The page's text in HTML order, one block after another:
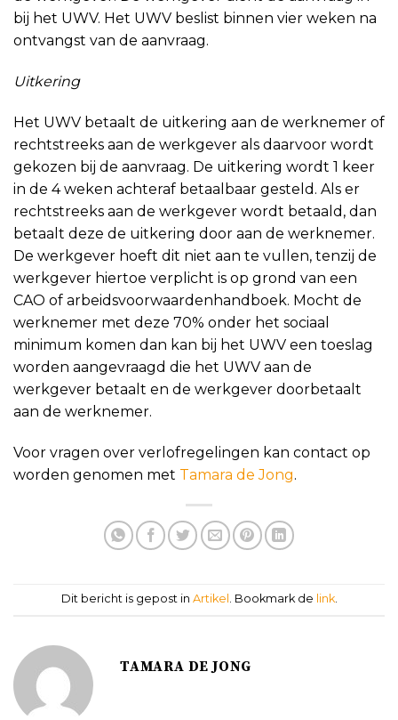
bij het UWV. Het UWV beslist binnen vier weken na
ontvangst van de aanvraag.
Uitkering
Het UWV betaalt de uitkering aan de werknemer of
rechtstreeks aan de werkgever als daarvoor wordt
gekozen bij de aanvraag. De uitkering wordt 1 keer
in de 4 weken achteraf betaalbaar gesteld. Als er
rechtstreeks aan de werkgever wordt betaald, dan
betaalt deze de uitkering door aan de werknemer.
De werkgever hoeft dit niet aan te vullen, tenzij de
werkgever hiertoe verplicht is op grond van een
CAO of arbeidsvoorwaardenhandboek. Mocht de
werknemer met deze 70% onder het sociaal
minimum komen dan kan bij het UWV een toeslag
worden aangevraagd die het UWV aan de
werkgever betaalt en de werkgever doorbetaalt
aan de werknemer.
Voor vragen over verlofregelingen kan contact op
worden genomen met Tamara de Jong.
Dit bericht is gepost in Artikel . Bookmark de link.
TAMARA DE JONG